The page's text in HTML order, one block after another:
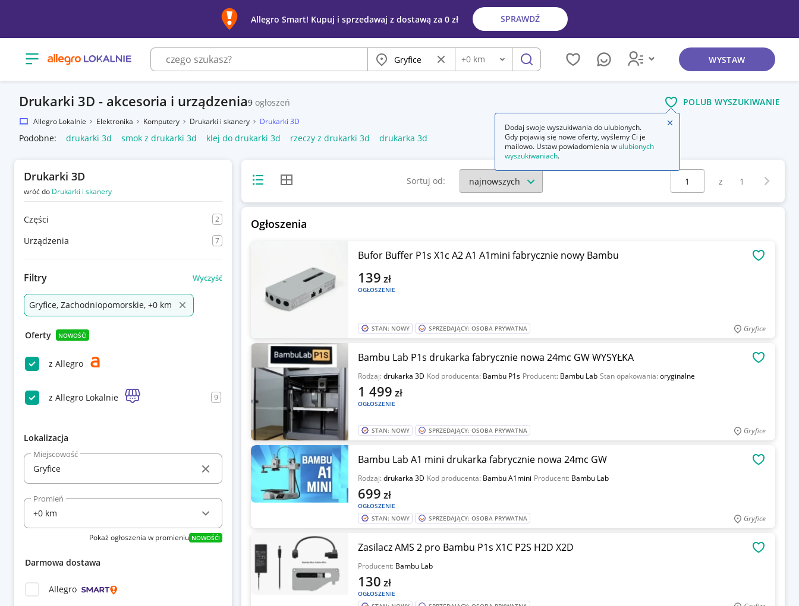
Allegro Smart! Kupuj i sprzedawaj z dostawą za 0 zł SPRAWDŹ
Otwórz menu z kategoriami Miasto Wyczyść frazę
Odległość
+0 km szukaj WYSTAW
Drukarki 3D - akcesoria i urządzenia9 ogłoszeń POLUB WYSZUKIWANIE
Allegro Lokalnie Elektronika Komputery Drukarki i skanery Drukarki 3D
Podobne: drukarki 3d smok z drukarki 3d klej do drukarki 3d rzeczy z drukarki 3d drukarka 3d
Drukarki 3D
wróć do Drukarki i skanery
Części 2
Urządzenia 7
Filtry Wyczyść
Gryfice, Zachodniopomorskie, +0 km
Oferty NOWOŚĆ!
z Allegro
z Allegro Lokalnie 9
Lokalizacja
Miejscowość
Promień
Pokaż ogłoszenia w promieniu NOWOŚĆ!
Darmowa dostawa
Allegro
Widok listyWidok siatki Sortuj od:
Wybierz stronę:
z 1
Ogłoszenia
Bufor Buffer P1s X1c A2 A1 A1mini fabrycznie nowy Bambu
OGŁOSZENIE
139 zł
STAN: NOWY SPRZEDAJĄCY: OSOBA PRYWATNA Gryfice
Bambu Lab P1s drukarka fabrycznie nowa 24mc GW WYSYŁKA
Rodzaj:drukarka 3D Kod producenta: Bambu P1s Producent: Bambu Lab Stan opakowania:oryginalne
OGŁOSZENIE
1 499 zł
STAN: NOWY SPRZEDAJĄCY: OSOBA PRYWATNA Gryfice
Bambu Lab A1 mini drukarka fabrycznie nowa 24mc GW
Rodzaj:drukarka 3D Kod producenta: Bambu A1mini Producent: Bambu Lab
OGŁOSZENIE
699 zł
STAN: NOWY SPRZEDAJĄCY: OSOBA PRYWATNA Gryfice
Zasilacz AMS 2 pro Bambu P1s X1C P2S H2D X2D
Producent: Bambu Lab
OGŁOSZENIE
130 zł
Dodaj swoje wyszukiwania do ulubionych.
Gdy pojawią się nowe oferty, wyślemy Ci je
mailowo. Ustaw powiadomienia w ulubionych
wyszukiwaniach.
Zamknij wskazówkę